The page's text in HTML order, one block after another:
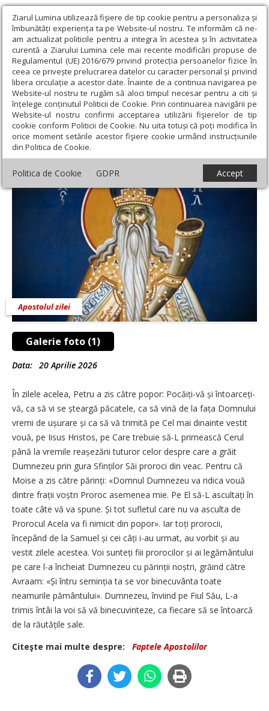
Ziarul Lumina utilizează fişiere de tip cookie pentru a personaliza și
îmbunătăți experiența ta pe Website-ul nostru. Te informăm că ne-
am actualizat politicile pentru a integra în acestea și în activitatea
curentă a Ziarului Lumina cele mai recente modificări propuse de
Regulamentul (UE) 2016/679 privind protecția persoanelor fizice în
ceea ce privește prelucrarea datelor cu caracter personal și privind
libera circulație a acestor date. Înainte de a continua navigarea pe
Website-ul nostru te rugăm să aloci timpul necesar pentru a citi și
înțelege conținutul Politicii de Cookie. Prin continuarea navigării pe
Website-ul nostru confirmi acceptarea utilizării fişierelor de tip
cookie conform Politicii de Cookie. Nu uita totuși că poți modifica în
orice moment setările acestor fişiere cookie urmând instrucțiunile
din Politica de Cookie.
Politica de Cookie GDPR Accept
Ziarul Lumina › Teologie și spiritualitate › Apostolul zilei › Fapte
3, 19-26
Fapte 3, 19-26
Galerie foto (1)
Apostolul zilei
Data: 20 Aprilie 2026
În zilele acelea, Petru a zis către popor: Pocăiți-vă și întoarceți-
vă, ca să vi se șteargă păcatele, ca să vină de la fața Domnului
vremi de ușurare și ca să vă trimită pe Cel mai dinainte vestit
vouă, pe Iisus Hristos, pe Care trebuie să-L primească Cerul
până la vremile reașezării tuturor celor despre care a grăit
Dumnezeu prin gura Sfinților Săi proroci din veac. Pentru că
Moise a zis către părinți: «Domnul Dumnezeu va ridica vouă
dintre frații voștri Proroc asemenea mie. Pe El să-L ascultați în
toate câte vă va spune. Și tot sufletul care nu va asculta de
Prorocul Acela va fi nimicit din popor». Iar toți prorocii,
începând de la Samuel și cei câți i-au urmat, au vorbit și au
vestit zilele acestea. Voi sunteți fiii prorocilor și ai legământului
pe care l-a încheiat Dumnezeu cu părinții noștri, grăind către
Avraam: «Și întru seminția ta se vor binecuvânta toate
neamurile pământului». Dumnezeu, înviind pe Fiul Său, L-a
trimis întâi la voi să vă binecuvinteze, ca fiecare să se întoarcă
de la răutățile sale.
Citeşte mai multe despre:
Faptele Apostolilor